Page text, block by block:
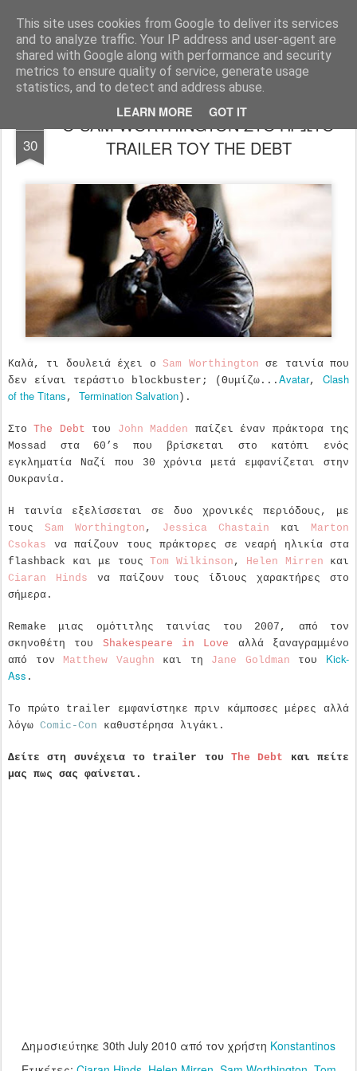
This site uses cookies from Google to deliver its services
and to analyze traffic. Your IP address and user-agent are
shared with Google along with performance and security
metrics to ensure quality of service, generate usage
statistics, and to detect and address abuse.
LEARN MORE GOT IT
FilmBoy
30
Ο SAM WORTHINGTON ΣΤΟ ΠΡΩΤΟ
TRAILER ΤΟΥ THE DEBT
Καλά, τι δουλειά έχει οSam Worthington σε ταινία που
δεν είναι τεράστιο blockbuster; (Θυμίζω... Avatar, Clash
of the Titans , Termination Salvation ).
ΣτοThe Debt του John Madden παίζει έναν πράκτορα της
Mossad στα 60’s που βρίσκεται στο κατόπι ενός
εγκληματία Ναζί που 30 χρόνια μετά εμφανίζεται στην
Ουκρανία.
Η ταινία εξελίσσεται σε δυο χρονικές περιόδους, με
τους Sam Worthington , Jessica Chastain και Marton
Csokas να παίζουν τους πράκτορες σε νεαρή ηλικία στα
flashback και με τους Tom Wilkinson , Helen Mirren και
Ciaran Hinds να παίζουν τους ίδιους χαρακτήρες στο
σήμερα.
Remake μιας ομότιτλης ταινίας του 2007, από τον
σκηνοθέτη του Shakespeare in Love αλλά ξαναγραμμένο
από τον Matthew Vaughn και τη Jane Goldman του Kick-
Ass .
Το πρώτο trailer εμφανίστηκε πριν κάμποσες μέρες αλλά
λόγω Comic-Con καθυστέρησα λιγάκι.
Δείτε στη συνέχεια το trailer του The Debt και πείτε
μας πως σας φαίνεται.
Δημοσιεύτηκε 30th July 2010 από τον χρήστη Konstantinos